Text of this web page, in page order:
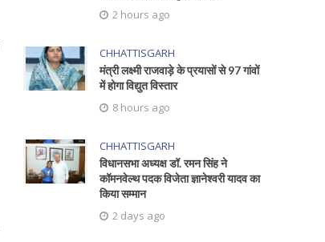
2 hours ago
CHHATTISGARH
मंत्री लक्ष्मी राजवाड़े के प्रयासों से 97 गांवों
में होगा विद्युत विस्तार
8 hours ago
CHHATTISGARH
विधानसभा अध्यक्ष डॉ. रमन सिंह ने
कॉमनवेल्थ पदक विजेता ज्ञानेश्वरी यादव का
किया सम्मान
2 days ago